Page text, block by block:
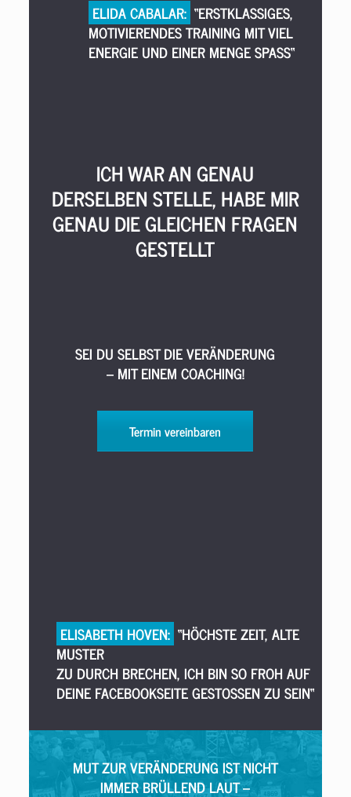
ELIDA CABALAR: “ERSTKLASSIGES,
MOTIVIERENDES TRAINING MIT VIEL
ENERGIE UND EINER MENGE SPASS“
ICH WAR AN GENAU
DERSELBEN STELLE, HABE MIR
GENAU DIE GLEICHEN FRAGEN
GESTELLT
SEI DU SELBST DIE VERÄNDERUNG
– MIT EINEM COACHING!
Termin vereinbaren
ELISABETH HOVEN: “HÖCHSTE ZEIT, ALTE
MUSTER
ZU DURCH BRECHEN, ICH BIN SO FROH AUF
DEINE FACEBOOKSEITE GESTOSSEN ZU SEIN“
MUT ZUR VERÄNDERUNG IST NICHT
IMMER BRÜLLEND LAUT –